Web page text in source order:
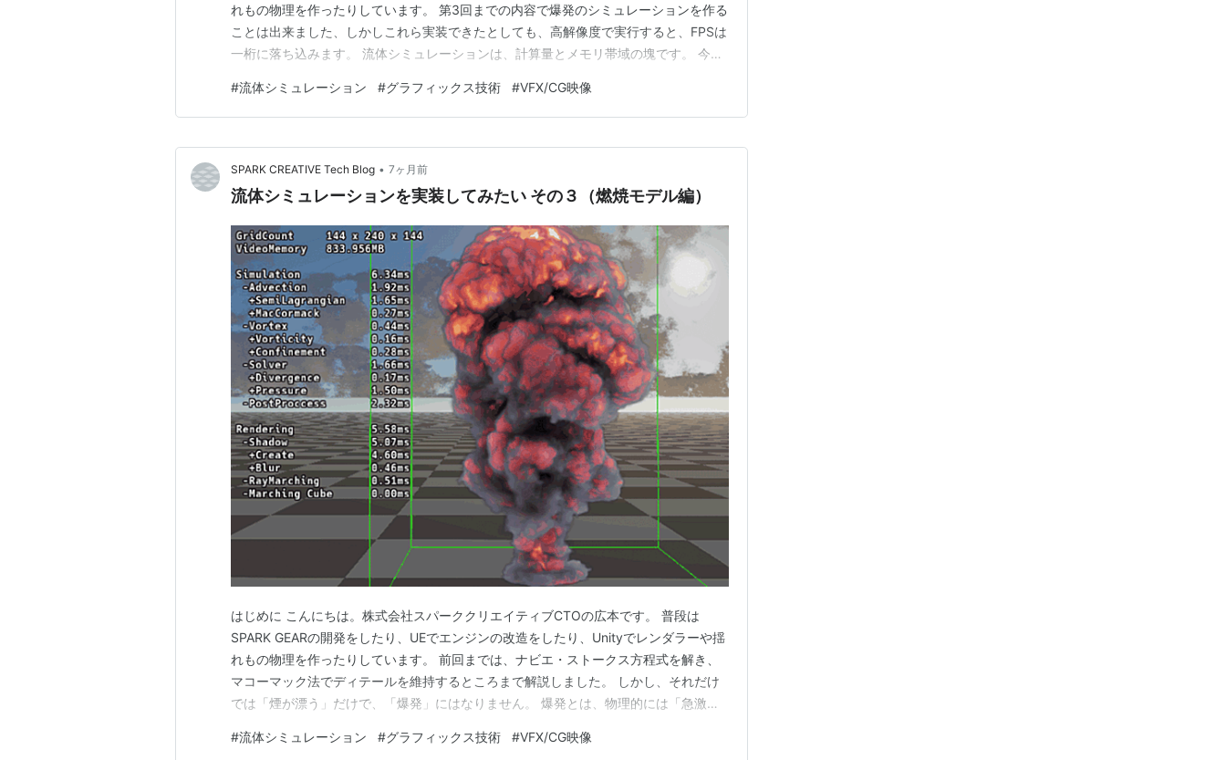
れもの物理を作ったりしています。 第3回までの内容で爆発のシミュレーションを作る
ことは出来ました、しかしこれら実装できたとしても、高解像度で実行すると、FPSは
一桁に落ち込みます。 流体シミュレーションは、計算量とメモリ帯域の塊です。 今回
タ構造の最適化 バッファ精度の半減化 (FP32 → FP16) 遮蔽マップの低解像度化 2. カ
ーネル…
#流体シミュレーション #グラフィックス技術 #VFX/CG映像
SPARK CREATIVE Tech Blog • 7ヶ月前
流体シミュレーションを実装してみたい その３（燃焼モデル編）
はじめに こんにちは。株式会社スパーククリエイティブCTOの広本です。 普段は
SPARK GEARの開発をしたり、UEでエンジンの改造をしたり、Unityでレンダラーや揺
れもの物理を作ったりしています。 前回までは、ナビエ・ストークス方程式を解き、
マコーマック法でディテールを維持するところまで解説しました。 しかし、それだけ
では「煙が漂う」だけで、「爆発」にはなりません。 爆発とは、物理的には「急激な
単なるパーティクルエフェクトでは到達できない、密度・燃料・温度・酸素の4要素を
#流体シミュレーション #グラフィックス技術 #VFX/CG映像